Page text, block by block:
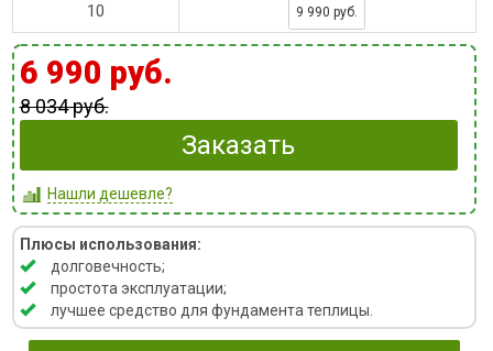
10 9 990 руб.
6 990 руб.
8 034 руб.
Заказать
Нашли дешевле?
Плюсы использования:
долговечность;
простота эксплуатации;
лучшее средство для фундамента теплицы.